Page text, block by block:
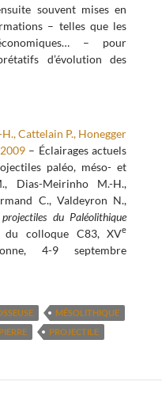
souvent mises en
– telles que les
– pour
d’évolution des
Cattelain P., Honegger
– Éclairages actuels
paléo, méso- et
Dias-Meirinho M.-H.,
C., Valdeyron N.,
du Paléolithique
du colloque C83, XVe
4-9 septembre
MÉSOLITHIQUE
PIERRE PROJECTILE